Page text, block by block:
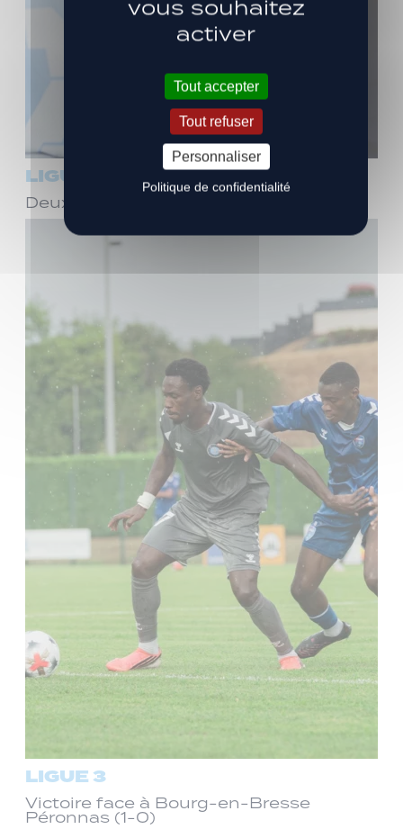
LIGUE 3
Deux ans de plus avec Stéphane Dief !
LIGUE 3
Victoire face à Bourg-en-Bresse
Péronnas (1-0)
vous souhaitez
activer
Tout accepter
Tout refuser
Personnaliser
Politique de confidentialité